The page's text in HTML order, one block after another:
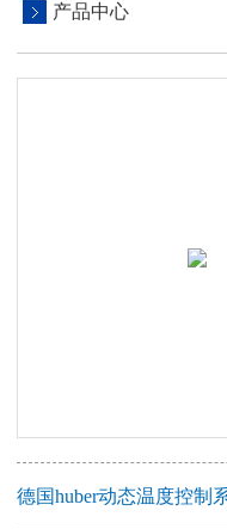
产品中心
德国huber动态温度控制